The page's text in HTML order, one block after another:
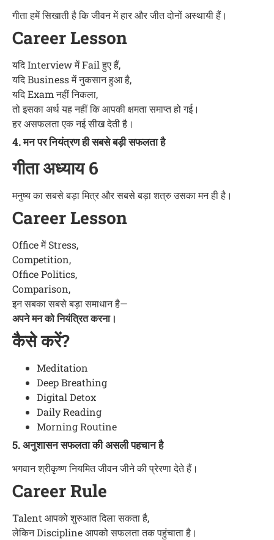
गीता हमें सिखाती है कि जीवन में हार और जीत दोनों अस्थायी हैं।
Career Lesson
यदि Interview में Fail हुए हैं,
यदि Business में नुकसान हुआ है,
यदि Exam नहीं निकला,
तो इसका अर्थ यह नहीं कि आपकी क्षमता समाप्त हो गई।
हर असफलता एक नई सीख देती है।
4. मन पर नियंत्रण ही सबसे बड़ी सफलता है
गीता अध्याय 6
मनुष्य का सबसे बड़ा मित्र और सबसे बड़ा शत्रु उसका मन ही है।
Career Lesson
Office में Stress,
Competition,
Office Politics,
Comparison,
इन सबका सबसे बड़ा समाधान है—
अपने मन को नियंत्रित करना।
कैसे करें?
Meditation
Deep Breathing
Digital Detox
Daily Reading
Morning Routine
5. अनुशासन सफलता की असली पहचान है
भगवान श्रीकृष्ण नियमित जीवन जीने की प्रेरणा देते हैं।
Career Rule
Talent आपको शुरुआत दिला सकता है,
लेकिन Discipline आपको सफलता तक पहुंचाता है।